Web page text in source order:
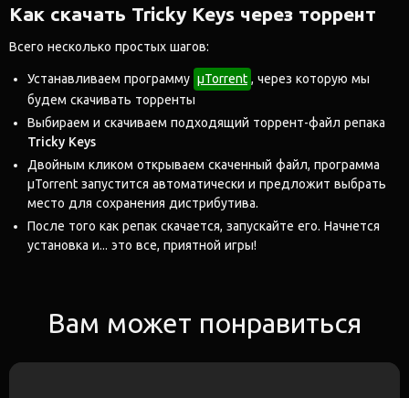
Как скачать Tricky Keys через торрент
Всего несколько простых шагов:
Устанавливаем программу μTorrent , через которую мы
будем скачивать торренты
Выбираем и скачиваем подходящий торрент-файл репака
Tricky Keys
Двойным кликом открываем скаченный файл, программа
μTorrent запустится автоматически и предложит выбрать
место для сохранения дистрибутива.
После того как репак скачается, запускайте его. Начнется
установка и... это все, приятной игры!
Вам может понравиться